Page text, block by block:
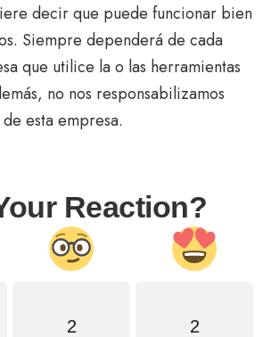
decir que puede funcionar bien
Siempre dependerá de cada
que utilice la o las herramientas
no nos responsabilizamos
esta empresa.
Reaction?
2 2